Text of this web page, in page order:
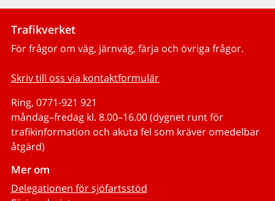
Trafikverket
För frågor om väg, järnväg, färja och övriga frågor.
Skriv till oss via kontaktformulär
Ring, 0771-921 921
måndag–fredag kl. 8.00–16.00 (dygnet runt för
trafikinformation och akuta fel som kräver omedelbar
åtgärd)
Mer om
Delegationen för sjöfartsstöd